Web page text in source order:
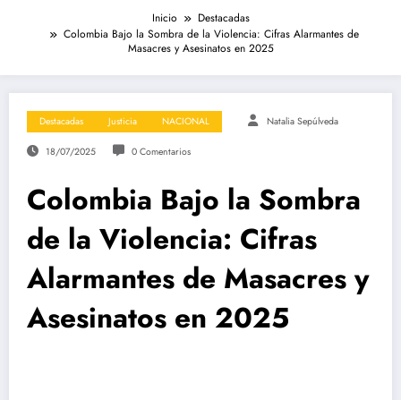
Inicio
Destacadas
Colombia Bajo la Sombra de la Violencia: Cifras Alarmantes de
Masacres y Asesinatos en 2025
Destacadas Justicia NACIONAL Natalia Sepúlveda
18/07/2025 0 Comentarios
Colombia Bajo la Sombra
de la Violencia: Cifras
Alarmantes de Masacres y
Asesinatos en 2025